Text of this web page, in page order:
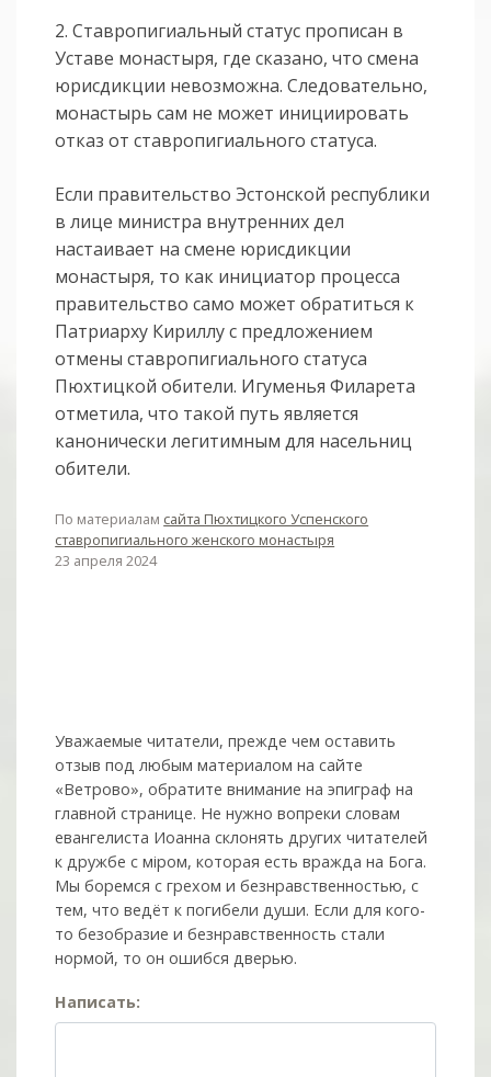
2. Ставропигиальный статус прописан в
Уставе монастыря, где сказано, что смена
юрисдикции невозможна. Следовательно,
монастырь сам не может инициировать
отказ от ставропигиального статуса.
Если правительство Эстонской республики
в лице министра внутренних дел
настаивает на смене юрисдикции
монастыря, то как инициатор процесса
правительство само может обратиться к
Патриарху Кириллу с предложением
отмены ставропигиального статуса
Пюхтицкой обители. Игуменья Филарета
отметила, что такой путь является
канонически легитимным для насельниц
обители.
По материалам сайта Пюхтицкого Успенского
ставропигиального женского монастыря
23 апреля 2024
Уважаемые читатели, прежде чем оставить
отзыв под любым материалом на сайте
«Ветрово», обратите внимание на эпиграф на
главной странице. Не нужно вопреки словам
евангелиста Иоанна склонять других читателей
к дружбе с мiром, которая есть вражда на Бога.
Мы боремся с грехом и без­нрав­ствен­ностью, с
тем, что ведёт к погибели души. Если для кого-
то безобразие и безнравственность стали
нормой, то он ошибся дверью.
Написать: